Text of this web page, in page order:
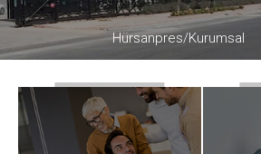
Kalıp Alıştırma Presleri
Trim Presler
Servo Presler
Hürsan Merkez
Büyükkayacıkosb Mahallesi
Hürsanpres/Kurumsal